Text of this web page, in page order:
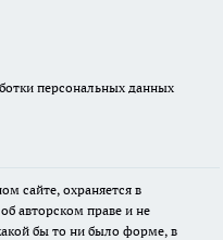
персональных данных
сайте, охраняется в
авторском праве и не
бы то ни было форме, в